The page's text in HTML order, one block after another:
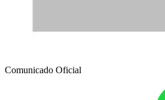
Comunicado Oficial